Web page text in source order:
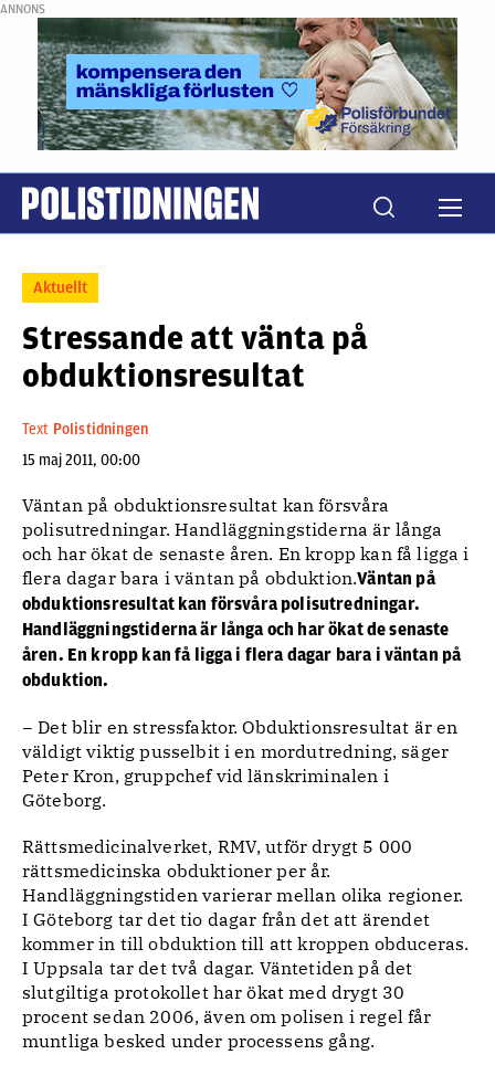
ANNONS
Aktuellt
Stressande att vänta på
obduktionsresultat
Text Polistidningen
15 maj 2011, 00:00
Väntan på obduktionsresultat kan försvåra
polisutredningar. Handläggningstiderna är långa
och har ökat de senaste åren. En kropp kan få ligga i
flera dagar bara i väntan på obduktion.Väntan på
obduktionsresultat kan försvåra polisutredningar.
Handläggningstiderna är långa och har ökat de senaste
åren. En kropp kan få ligga i flera dagar bara i väntan på
obduktion.
− Det blir en stressfaktor. Obduktionsresultat är en
väldigt viktig pusselbit i en mordutredning, säger
Peter Kron, gruppchef vid länskriminalen i
Göteborg.
Rättsmedicinalverket, RMV, utför drygt 5 000
rättsmedicinska obduktioner per år.
Handläggningstiden varierar mellan olika regioner.
I Göteborg tar det tio dagar från det att ärendet
kommer in till obduktion till att kroppen obduceras.
I Uppsala tar det två dagar. Väntetiden på det
slutgiltiga protokollet har ökat med drygt 30
procent sedan 2006, även om polisen i regel får
muntliga besked under processens gång.